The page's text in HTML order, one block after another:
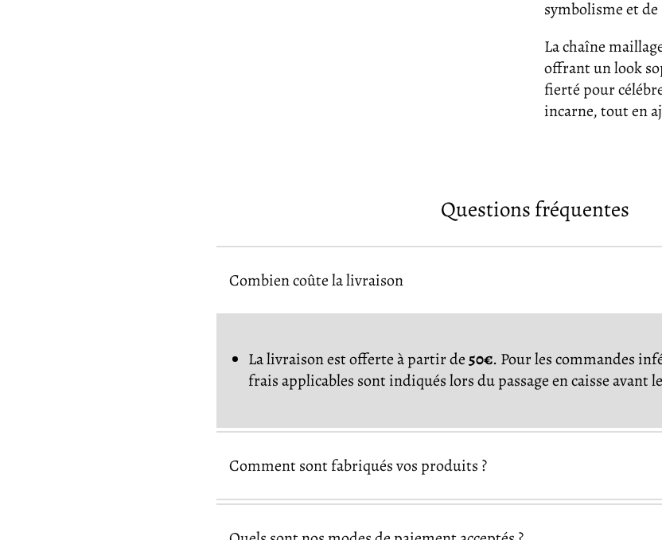
symbolisme et
La chaîne
offrant un look
fierté pour
incarne, tout en
Questions fréquentes
Combien coûte la livraison
La livraison est offerte à partir de50€. Pour les commandes
frais applicables sont indiqués lors du passage en caisse avant
Comment sont fabriqués vos produits ?